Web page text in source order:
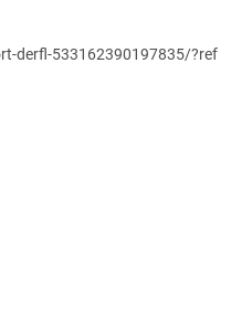
derfl-533162390197835/?ref